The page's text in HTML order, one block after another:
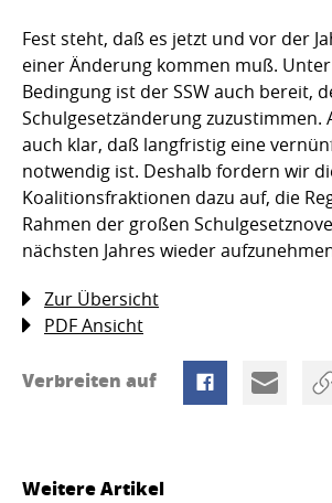
Fest steht, daß es jetzt und vor der
einer Änderung kommen muß.
Bedingung ist der SSW auch bereit,
Schulgesetzänderung zuzustimmen.
auch klar, daß langfristig eine
notwendig ist. Deshalb fordern wir
Koalitionsfraktionen dazu auf, die
Rahmen der großen
nächsten Jahres wieder
Zur Übersicht
PDF Ansicht
Verbreiten auf
Weitere Artikel